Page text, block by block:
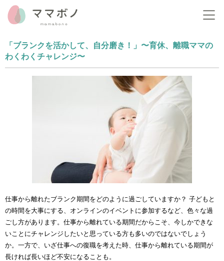
「ブランクを活かして、自分磨き！」 〜育休、離職ママの
わくわくチャレンジ〜
仕事から離れたブランク期間をどのように過ごしていますか？ 子どもと
の時間を大事にする、オンラインのイベントに参加するなど、色々な過
ごし方があります。仕事から離れている期間だからこそ、今しかできな
いことにチャレンジしたいと思っている方も多いのではないでしょう
か。一方で、いざ仕事への復職を考えた時、仕事から離れている期間が
長ければ長いほど不安になることも。